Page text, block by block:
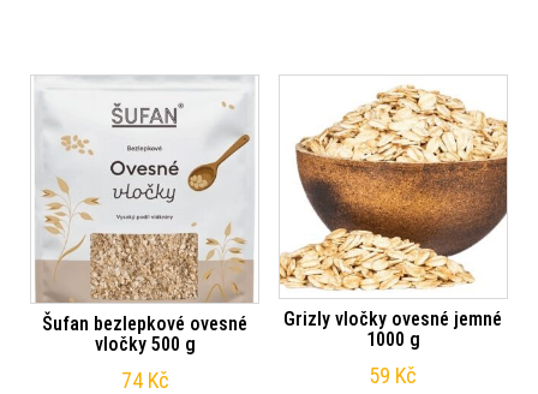
Šufan bezlepkové ovesné
vločky 500 g
74 Kč
Grizly vločky ovesné jemné
1000 g
59 Kč